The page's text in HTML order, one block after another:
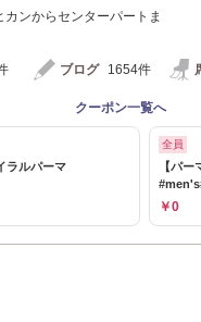
ンからセンターパートま
ブログ 1654件
クーポン一覧へ
ラルパーマ
全員
【パ
￥0